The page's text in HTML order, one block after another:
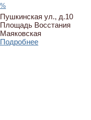
%
Пушкинская ул., д.10
Площадь Восстания
Маяковская
Подробнее